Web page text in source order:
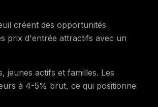
créent des opportunités
prix d'entrée attractifs avec un
jeunes actifs et familles. Les
à 4-5% brut, ce qui positionne